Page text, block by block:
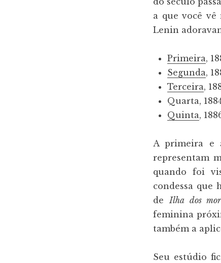
a que você vê
Lenin
Primeira,
Segunda,
Terceira,
Quarta,
Quinta,
A primeira e
representam
quando foi
condessa que
deIlha dos
feminina
também a
Seu estúdio